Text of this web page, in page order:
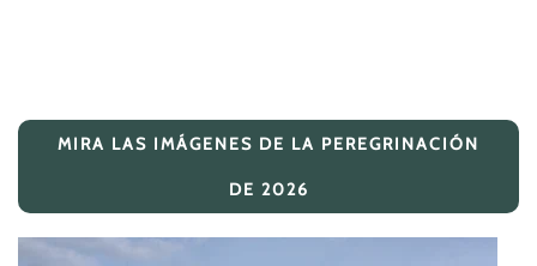
MIRA LAS IMÁGENES DE LA PEREGRINACIÓN
DE 2026